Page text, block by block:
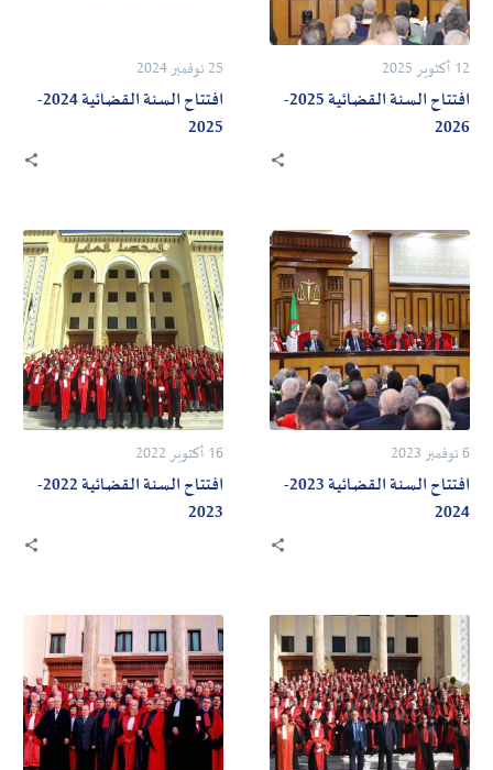
12 أكتوبر 2025
افتتاح السنة القضائية 2025-
2026
25 نوفمبر 2024
افتتاح السنة القضائية 2024-
2025
افتتاح
السنة
القضائية
2023-
2024
6 نوفمبر 2023
افتتاح السنة القضائية 2023-
2024
افتتاح
السنة
القضائية
2022-
2023
16 أكتوبر 2022
افتتاح السنة القضائية 2022-
2023
افتتاح
السنة
القضائية
2021-
2022
افتتاح
السنة
القضائية
2011-
2012